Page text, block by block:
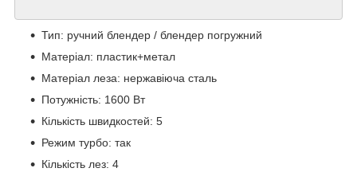
Тип: ручний блендер / блендер погружний
Матеріал: пластик+метал
Матеріал леза: нержавіюча сталь
Потужність: 1600 Вт
Кількість швидкостей: 5
Режим турбо: так
Кількість лез: 4